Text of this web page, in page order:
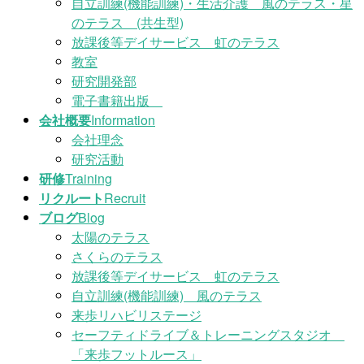
のテラス (共生型)
放課後等デイサービス 虹のテラス
教室
研究開発部
電子書籍出版
会社概要Information
会社理念
研究活動
研修Training
リクルートRecruit
ブログBlog
太陽のテラス
さくらのテラス
放課後等デイサービス 虹のテラス
自立訓練(機能訓練) 風のテラス
来歩リハビリステージ
セーフティドライブ＆トレーニングスタジオ
「来歩フットルース」